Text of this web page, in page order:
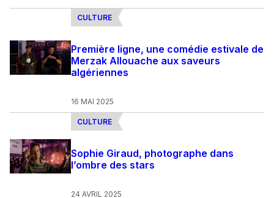
CULTURE
Première ligne, une comédie estivale de
Merzak Allouache aux saveurs
algériennes
16 MAI 2025
CULTURE
Sophie Giraud, photographe dans
l’ombre des stars
24 AVRIL 2025